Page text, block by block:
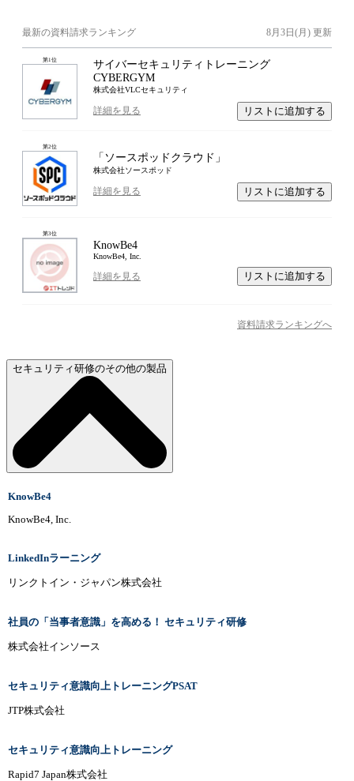
最新の資料請求ランキング 8月3日(月) 更新
第1位
サイバーセキュリティトレーニング
CYBERGYM
株式会社VLCセキュリティ
詳細を見る リストに追加する
第2位
「ソースポッドクラウド」
株式会社ソースポッド
詳細を見る リストに追加する
第3位
KnowBe4
KnowBe4, Inc.
詳細を見る リストに追加する
資料請求ランキングへ
セキュリティ研修のその他の製品
KnowBe4
KnowBe4, Inc.
LinkedInラーニング
リンクトイン・ジャパン株式会社
社員の「当事者意識」を高める！ セキュリティ研修
株式会社インソース
セキュリティ意識向上トレーニングPSAT
JTP株式会社
セキュリティ意識向上トレーニング
Rapid7 Japan株式会社